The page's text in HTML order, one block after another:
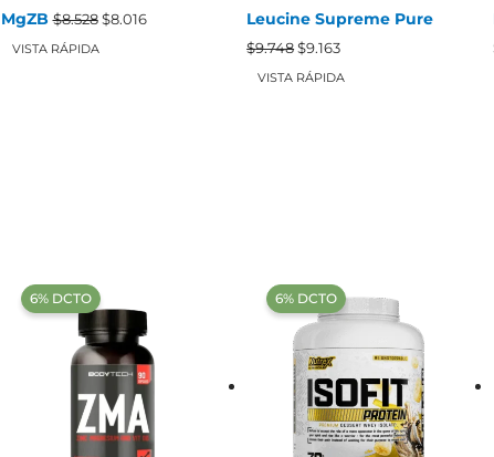
MgZB $8.528 El
precio
$8.016El
precio
VISTA RÁPIDA
Leucine Supreme Pure
$9.748 El
precio
original
$9.163El
actual
VISTA RÁPIDA
‍6% DCTO‍‍ ‍6% DCTO‍‍